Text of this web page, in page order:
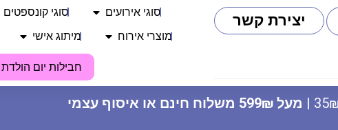
יצירת קשר סוגי אירועים סוגי קונספטים
מוצרי אירוח מיתוג אישי
חבילות יום הולדת
מעל 599₪ משלוח חינם או איסוף עצמי